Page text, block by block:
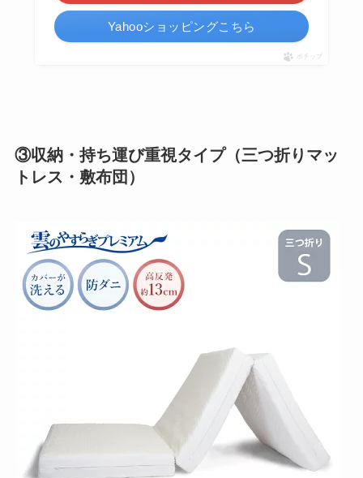
Yahooショッピングこちら
ポチップ
③収納・持ち運び重視タイプ（三つ折りマッ
トレス・敷布団）